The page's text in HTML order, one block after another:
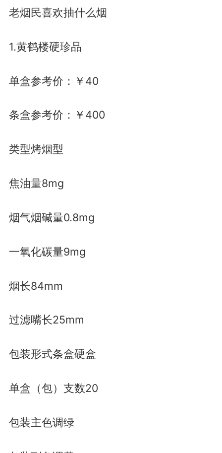
老烟民喜欢抽什么烟
1.黄鹤楼硬珍品
单盒参考价：￥40
条盒参考价：￥400
类型烤烟型
焦油量8mg
烟气烟碱量0.8mg
一氧化碳量9mg
烟长84mm
过滤嘴长25mm
包装形式条盒硬盒
单盒（包）支数20
包装主色调绿